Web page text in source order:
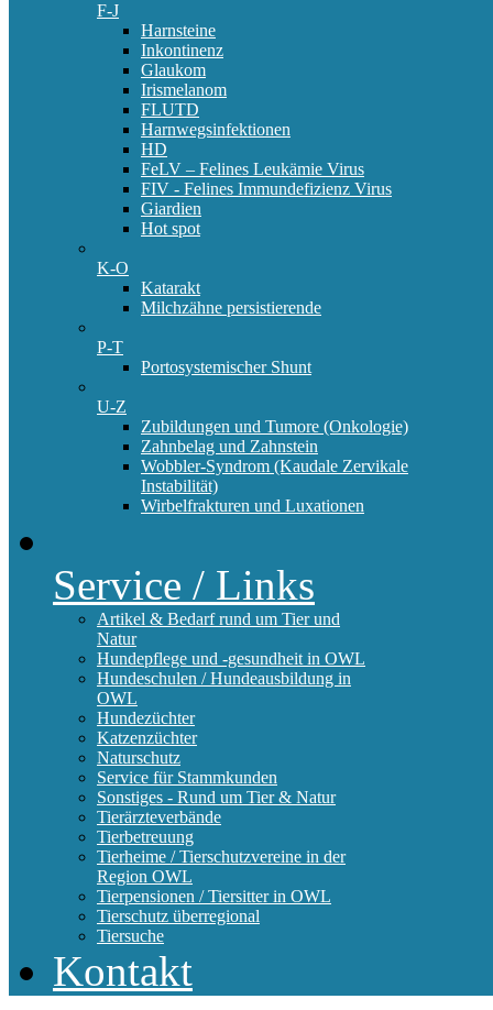
F-J
Harnsteine
Inkontinenz
Glaukom
Irismelanom
FLUTD
Harnwegsinfektionen
HD
FeLV – Felines Leukämie Virus
FIV - Felines Immundefizienz Virus
Giardien
Hot spot
K-O
Katarakt
Milchzähne persistierende
P-T
Portosystemischer Shunt
U-Z
Zubildungen und Tumore (Onkologie)
Zahnbelag und Zahnstein
Wobbler-Syndrom (Kaudale Zervikale
Instabilität)
Wirbelfrakturen und Luxationen
Service / Links
Artikel & Bedarf rund um Tier und
Natur
Hundepflege und -gesundheit in OWL
Hundeschulen / Hundeausbildung in
OWL
Hundezüchter
Katzenzüchter
Naturschutz
Service für Stammkunden
Sonstiges - Rund um Tier & Natur
Tierärzteverbände
Tierbetreuung
Tierheime / Tierschutzvereine in der
Region OWL
Tierpensionen / Tiersitter in OWL
Tierschutz überregional
Tiersuche
Kontakt